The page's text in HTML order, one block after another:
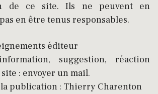
de ce site. Ils ne peuvent en
en être tenus responsables.
éditeur
suggestion, réaction
: envoyer un mail.
publication : Thierry Charenton